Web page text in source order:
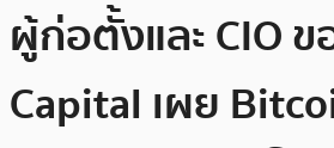
ผู้ก่อตั้งและ CIO
Capital เผย